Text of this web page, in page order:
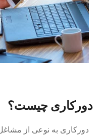
دورکاری چیست؟
دورکاری به نوعی از